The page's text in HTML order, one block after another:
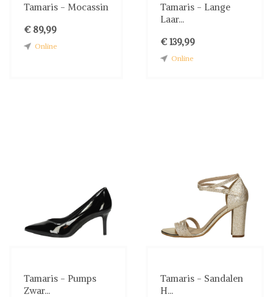
Tamaris - Mocassin
€ 89,99
Online
Tamaris - Lange
Laar...
€ 139,99
Online
Tamaris - Pumps
Zwar...
Tamaris - Sandalen
H...